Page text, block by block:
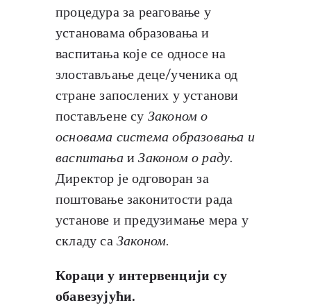
процедура за реаговање у
установама образовања и
васпитања које се односе на
злостављање деце/ученика од
стране запослених у установи
постављене су Законом о
основама система образовања и
васпитањаиЗаконом о раду.
Директор је одговоран за
поштовање законитости рада
установе и предузимање мера у
складу са Законом.
Кораци у интервенцији су
обавезујући.